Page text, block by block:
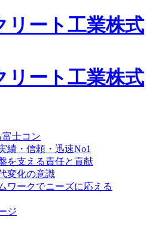
士コン
績・信頼・迅速No1
を支える責任と貢献
変化の意識
ワークでニーズに応える
ジ